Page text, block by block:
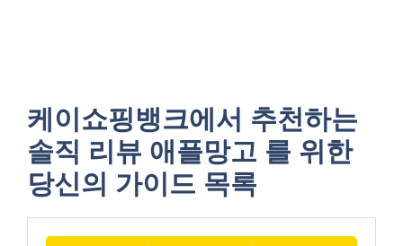
케이쇼핑뱅크에서 추천하는
솔직 리뷰 애플망고 를 위한
당신의 가이드 목록